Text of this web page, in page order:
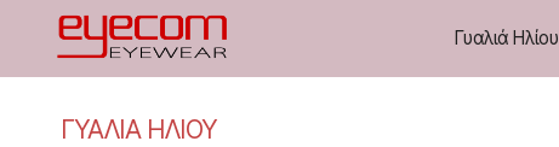
Γυαλιά Ηλίου
ΓΥΑΛΙΑ ΗΛΙΟΥ